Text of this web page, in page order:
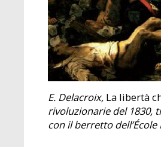
E. Delacroix,La libertà
rivoluzionarie del 1830,
con il berretto